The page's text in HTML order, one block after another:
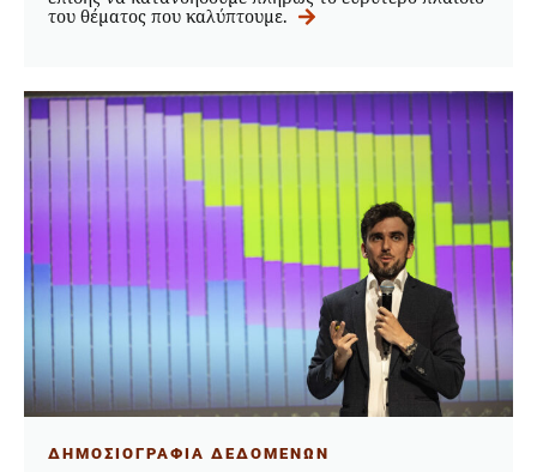
του θέματος που καλύπτουμε.
ΔΗΜΟΣΙΟΓΡΑΦΙΑ ΔΕΔΟΜΕΝΩΝ